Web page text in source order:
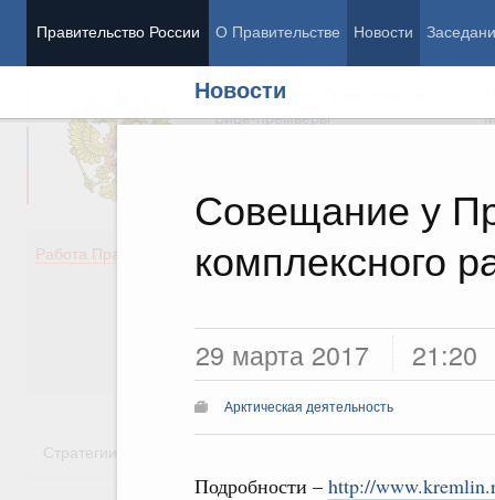
Правительство России О Правительстве Новости
Новости
Совещание у
комплексного
29 марта 2017 21:20
Арктическая деятельность
Подробности – http://
Председатель Правительства
Вице-премьеры
Работа Правительства
Демография
Здоровье
Общество
Государство
Стратегии